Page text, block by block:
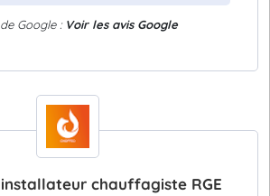
Google : Voir les avis Google
installateur chauffagiste RGE